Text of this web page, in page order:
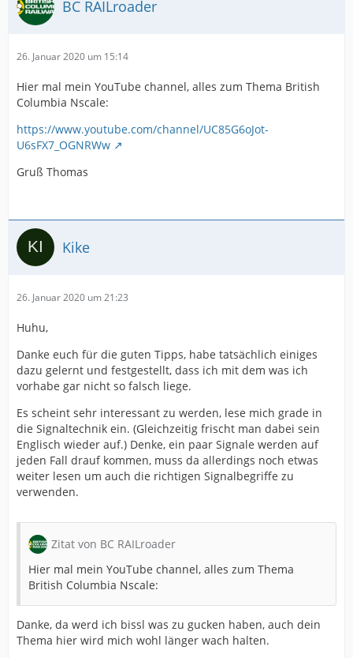
BC RAILroader
26. Januar 2020 um 15:14
Hier mal mein YouTube channel, alles zum Thema British
Columbia Nscale:
https://www.youtube.com/channel/UC85G6oJot-
U6sFX7_OGNRWw
Gruß Thomas
Kike
26. Januar 2020 um 21:23
Huhu,
Danke euch für die guten Tipps, habe tatsächlich einiges
dazu gelernt und festgestellt, dass ich mit dem was ich
vorhabe gar nicht so falsch liege.
Es scheint sehr interessant zu werden, lese mich grade in
die Signaltechnik ein. (Gleichzeitig frischt man dabei sein
Englisch wieder auf.) Denke, ein paar Signale werden auf
jeden Fall drauf kommen, muss da allerdings noch etwas
weiter lesen um auch die richtigen Signalbegriffe zu
verwenden.
Zitat von BC RAILroader
Hier mal mein YouTube channel, alles zum Thema
British Columbia Nscale:
Danke, da werd ich bissl was zu gucken haben, auch dein
Thema hier wird mich wohl länger wach halten.